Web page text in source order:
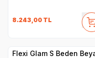
8.243,00 TL
Flexi Glam S Beden